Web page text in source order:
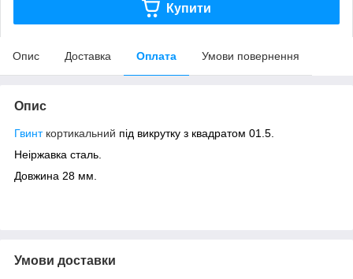
Купити
Опис Доставка Оплата Умови повернення
Опис
Гвинткортикальний під викрутку з квадратом 01.5.
Неіржавка сталь.
Довжина 28 мм.
Умови доставки